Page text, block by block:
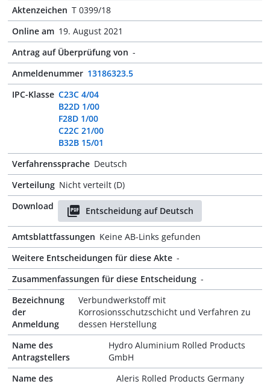
Aktenzeichen T 0399/18
Online am 19. August 2021
Antrag auf Überprüfung von -
Anmeldenummer 13186323.5
IPC-Klasse C23C 4/04
B22D 1/00
F28D 1/00
C22C 21/00
B32B 15/01
Verfahrenssprache Deutsch
Verteilung Nicht verteilt (D)
Download
Entscheidung auf Deutsch
Amtsblattfassungen Keine AB-Links gefunden
Weitere Entscheidungen für diese Akte -
Zusammenfassungen für diese Entscheidung -
Bezeichnung
der
Anmeldung
Verbundwerkstoff mit
Korrosionsschutzschicht und Verfahren zu
dessen Herstellung
Name des
Antragstellers
Hydro Aluminium Rolled Products
GmbH
Name des
Aleris Rolled Products Germany